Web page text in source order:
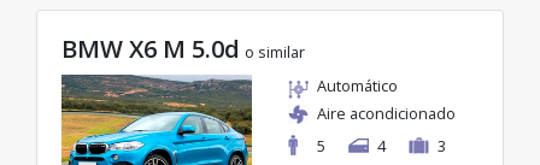
BMW X6 M 5.0d o similar
Automático
Aire acondicionado
5
4 3